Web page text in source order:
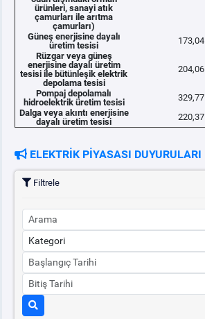
ürünleri, sanayi atık
çamurları ile arıtma
çamurları)
Güneş enerjisine dayalı
üretim tesisi
173,04
Rüzgar veya güneş
enerjisine dayalı üretim
tesisi ile bütünleşik elektrik
depolama tesisi
204,06
Pompaj depolamalı
hidroelektrik üretim tesisi
329,77
Dalga veya akıntı enerjisine
dayalı üretim tesisi
220,37
ELEKTRİK PİYASASI DUYURULARI
Filtrele